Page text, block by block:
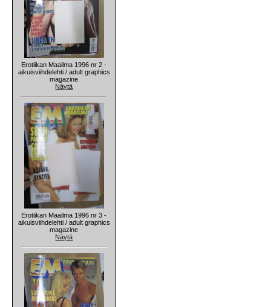
Erotiikan Maailma 1996 nr 2 -
aikuisviihdelehti / adult graphics
magazine
Näytä
Erotiikan Maailma 1996 nr 3 -
aikuisviihdelehti / adult graphics
magazine
Näytä